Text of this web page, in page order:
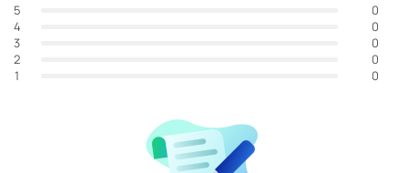
5
0
4
0
3
0
2
0
1
0